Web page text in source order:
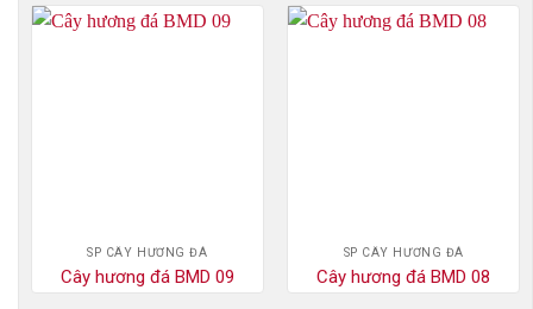
SP CÂY HƯƠNG ĐÁ
Cây hương đá BMD 09
SP CÂY HƯƠNG ĐÁ
Cây hương đá BMD 08